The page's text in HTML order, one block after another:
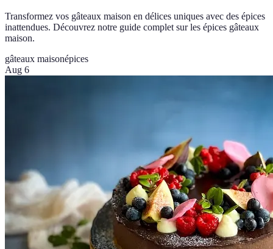
Transformez vos gâteaux maison en délices uniques avec des épices
inattendues. Découvrez notre guide complet sur les épices gâteaux
maison.
gâteaux maisonépices
Aug 6